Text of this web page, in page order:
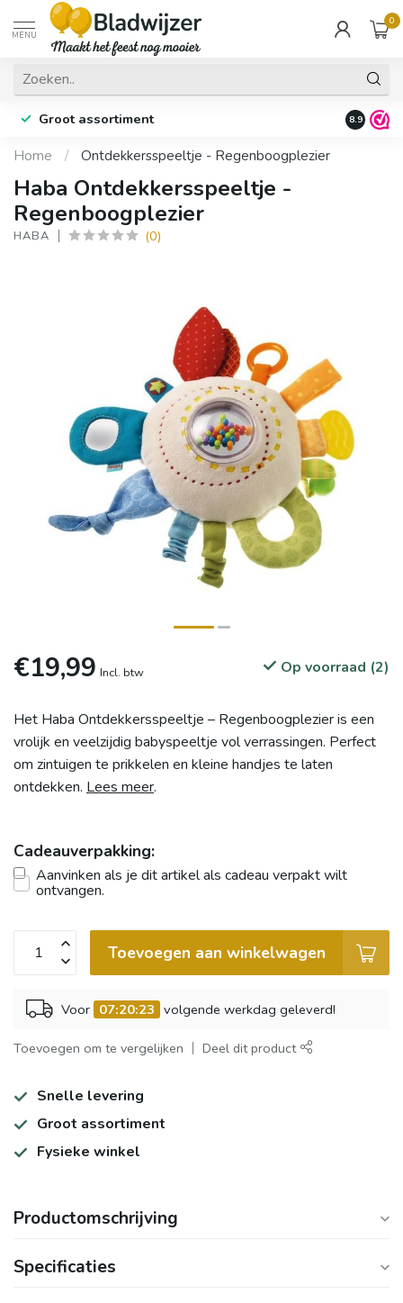
MENU
0
Groot assortiment Fysieke
8.9
Home / Ontdekkersspeeltje - Regenboogplezier
Haba Ontdekkersspeeltje -
Regenboogplezier
HABA (0)
€19,99 Incl. btw Op voorraad (2)
Het Haba Ontdekkersspeeltje – Regenboogplezier is een
vrolijk en veelzijdig babyspeeltje vol verrassingen. Perfect
om zintuigen te prikkelen en kleine handjes te laten
ontdekken. Lees meer.
Cadeauverpakking:
Aanvinken als je dit artikel als cadeau verpakt wilt
ontvangen.
Toevoegen aan winkelwagen
Voor 07:20:23 volgende werkdag geleverd!
Toevoegen om te vergelijken Deel dit product
Snelle levering
Groot assortiment
Fysieke winkel
Productomschrijving
Specificaties